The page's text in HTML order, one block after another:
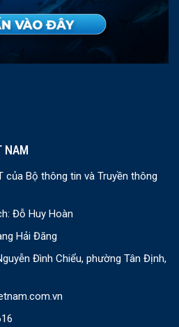
NAM
của Bộ thông tin và Truyền thông
Đỗ Huy Hoàn
Hải Đăng
Đình Chiểu, phường Tân Định,